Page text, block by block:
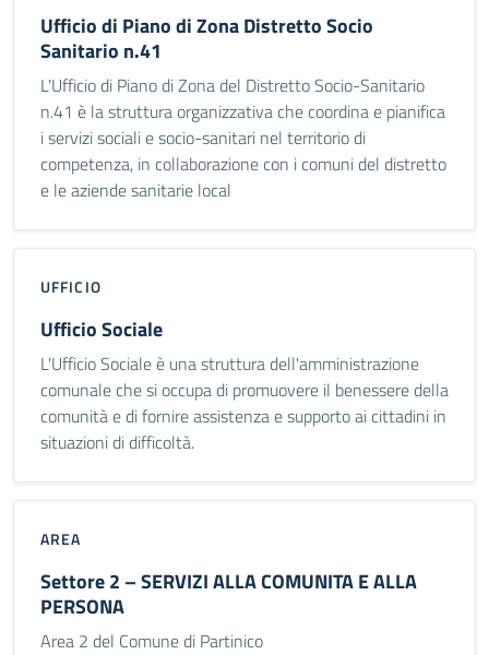
Ufficio di Piano di Zona Distretto Socio
Sanitario n.41
L'Ufficio di Piano di Zona del Distretto Socio-Sanitario
n.41 è la struttura organizzativa che coordina e pianifica
i servizi sociali e socio-sanitari nel territorio di
competenza, in collaborazione con i comuni del distretto
e le aziende sanitarie local
UFFICIO
Ufficio Sociale
L'Ufficio Sociale è una struttura dell'amministrazione
comunale che si occupa di promuovere il benessere della
comunità e di fornire assistenza e supporto ai cittadini in
situazioni di difficoltà.
AREA
Settore 2 – SERVIZI ALLA COMUNITA E ALLA
PERSONA
Area 2 del Comune di Partinico